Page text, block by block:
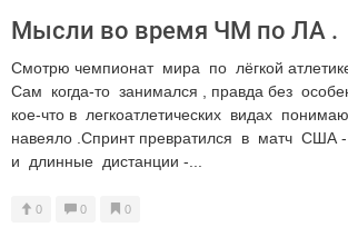
Мысли во время ЧМ по ЛА .
Смотрю чемпионат мира по лёгкой
Сам когда-то занимался , правда без
кое-что в легкоатлетических видах
навеяло .Спринт превратился в матч США
и длинные дистанции -...
0 0 0